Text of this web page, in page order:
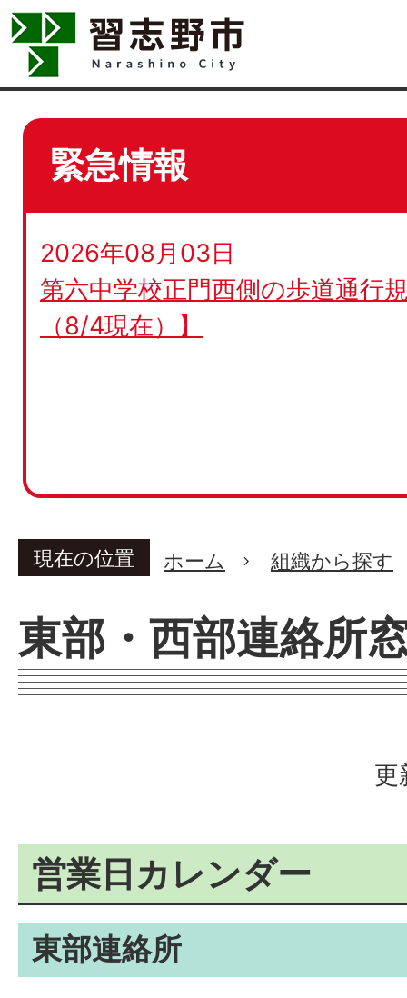
緊急情報
2026年08月03日
第六中学校正門西側の歩道通行
（8/4現在）】
現在の位置 ホーム 組織から探す
東部・西部連絡所
更
営業日カレンダー
東部連絡所